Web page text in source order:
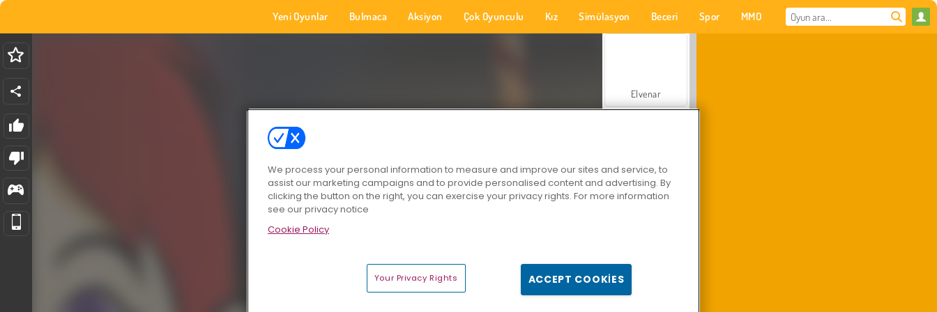
Yeni Oyunlar Bulmaca Aksiyon Çok Oyunculu Kız Simülasyon Beceri Spor MMO
Elvenar
We process your personal information to measure and improve our sites and service, to
assist our marketing campaigns and to provide personalised content and advertising. By
clicking the button on the right, you can exercise your privacy rights. For more information
see our privacy notice
Cookie Policy
Your Privacy Rights ACCEPT COOKIES